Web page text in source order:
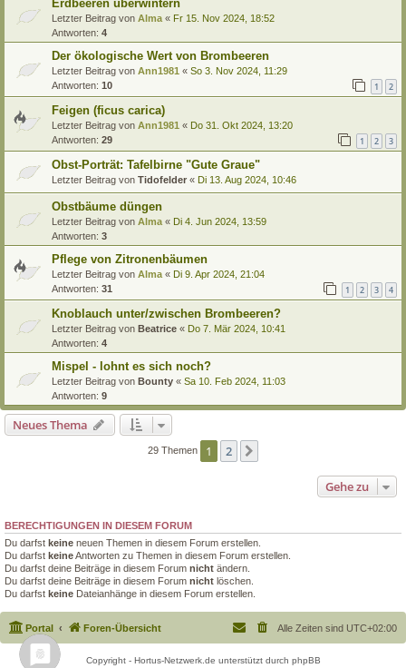
Erdbeeren überwintern
Letzter Beitrag von Alma « Fr 15. Nov 2024, 18:52
Antworten: 4
Der ökologische Wert von Brombeeren
Letzter Beitrag von Ann1981 « So 3. Nov 2024, 11:29
Antworten: 10 1 2
Feigen (ficus carica)
Letzter Beitrag von Ann1981 « Do 31. Okt 2024, 13:20
Antworten: 29 1 2 3
Obst-Porträt: Tafelbirne "Gute Graue"
Letzter Beitrag von Tidofelder « Di 13. Aug 2024, 10:46
Obstbäume düngen
Letzter Beitrag von Alma « Di 4. Jun 2024, 13:59
Antworten: 3
Pflege von Zitronenbäumen
Letzter Beitrag von Alma « Di 9. Apr 2024, 21:04
Antworten: 31 1 2 3 4
Knoblauch unter/zwischen Brombeeren?
Letzter Beitrag von Beatrice « Do 7. Mär 2024, 10:41
Antworten: 4
Mispel - lohnt es sich noch?
Letzter Beitrag von Bounty « Sa 10. Feb 2024, 11:03
Antworten: 9
Neues Thema
29 Themen 1 2
Gehe zu
BERECHTIGUNGEN IN DIESEM FORUM
Du darfst keine neuen Themen in diesem Forum erstellen.
Du darfst keineAntworten zu Themen in diesem Forum erstellen.
Du darfst deine Beiträge in diesem Forum nicht ändern.
Du darfst deine Beiträge in diesem Forum nicht löschen.
Du darfst keine Dateianhänge in diesem Forum erstellen.
Portal Foren-Übersicht Alle Zeiten sind UTC+02:00
Copyright - Hortus-Netzwerk.de unterstützt durch phpBB